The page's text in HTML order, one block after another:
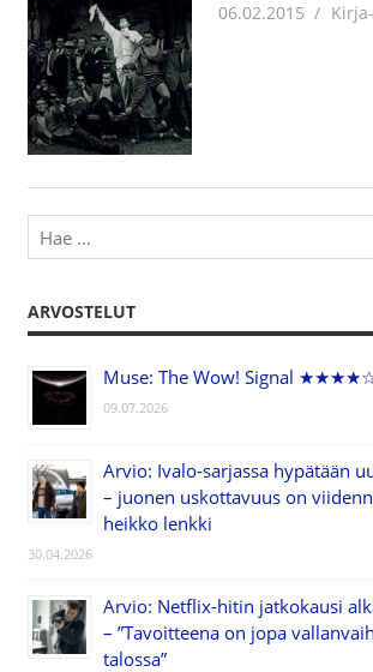
06.02.2015
ARVOSTELUT
Muse: The Wow! Signal
09.07.2026
Arvio: Ivalo-sarjassa hypätään
– juonen uskottavuus on
heikko lenkki
30.04.2026
Arvio: Netflix-hitin jatkokausi
– ”Tavoitteena on jopa
talossa”